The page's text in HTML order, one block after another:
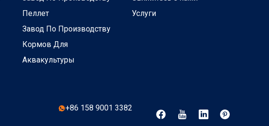
Пеллет
Завод По Производству
Кормов Для
Аквакультуры
Услуги
+86 158 9001 3382